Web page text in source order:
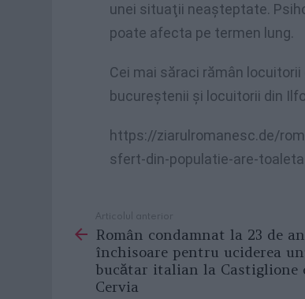
unei situaţii neaşteptate.
poate afecta pe termen lung.
Cei mai săraci rămân locuitorii
bucureştenii şi locuitorii din
https://ziarulromanesc.de/
sfert-din-populatie-are-
more
Articolul anterior
Român condamnat la 23 de
închisoare pentru uciderea
bucătar italian la Castiglione
Cervia